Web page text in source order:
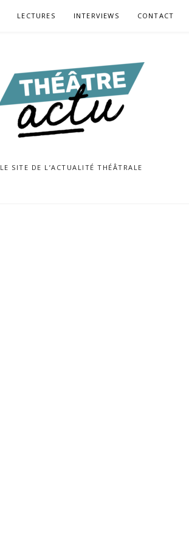
LECTURES INTERVIEWS CONTACT
LE SITE DE L’ACTUALITÉ THÉÂTRALE